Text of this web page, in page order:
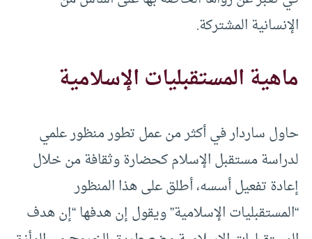
الإنسانية المشتركة.
ماهية المستقبليات الإسلامية
حاول ساردار في أكثر من عمل تطور منظور علمي
لدراسة مستقبل الإسلام كحضارة وثقافة من خلال
إعادة تفعيل أسسه، أطلق على هذا المنظور
“المستقبليات الإسلامية” ويقول إن هدفها “إن هدف